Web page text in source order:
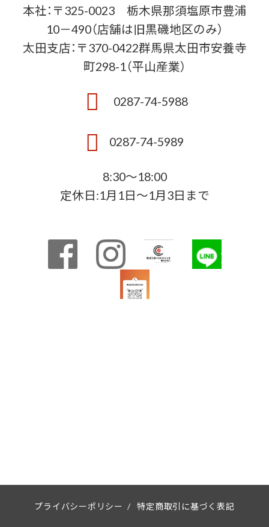
本社：〒325-0023 栃木県那須塩原市豊浦
10－490（店舗は旧黒磯地区のみ）
太田支店：〒370-0422群馬県太田市安養寺
町298-1（平山産業）
0287-74-5988
0287-74-5989
8:30〜18:00
定休日:1月1日～1月3日まで
プライバシーポリシー / 特定商取引に基づく表記